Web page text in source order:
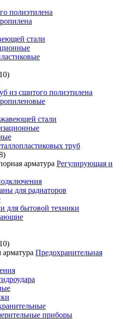
полиэтилена
стали
из сшитого полиэтилена
стали
труб
Регулирующая и
для радиаторов
для бытовой техники
Предохранительная
приборы